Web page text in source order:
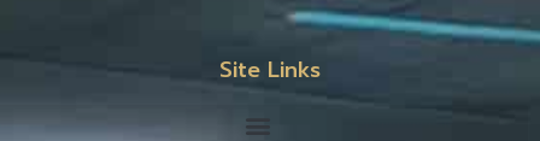
Site Links